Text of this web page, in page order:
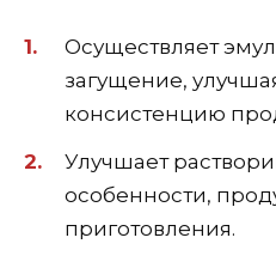
Осуществляет
загущение,
консистенцию
Улучшает
особенности,
приготовления.